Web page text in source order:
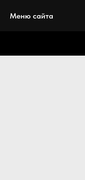
Меню сайта